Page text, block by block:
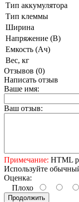
Тип аккумулятора
Тип клеммы
Ширина
Напряжение (В)
Емкость (Ач)
Вес, кг
Отзывов (0)
Написать отзыв
Ваше имя:
Ваш отзыв:
Примечание: HTML
Используйте
Оценка:
Плохо
Продолжить